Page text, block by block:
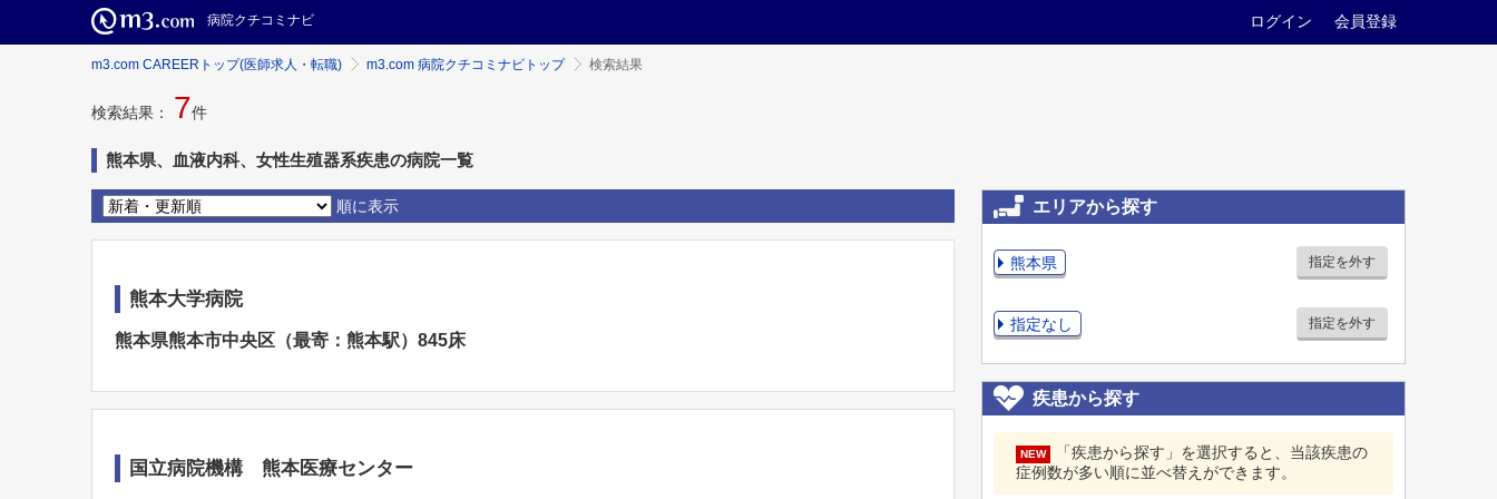
病院クチコミナビ ログイン 会員登録
m3.com CAREERトップ(医師求人・転職) m3.com 病院クチコミナビトップ 検索結果
検索結果： 7件
熊本県、血液内科、女性生殖器系疾患の病院一覧
順に表示
熊本大学病院
熊本県熊本市中央区（最寄：熊本駅）845床
国立病院機構 熊本医療センター
エリアから探す
熊本県 指定を外す
指定なし 指定を外す
疾患から探す
NEW
「疾患から探す」を選択すると、当該疾患の
症例数が多い順に並べ替えができます。